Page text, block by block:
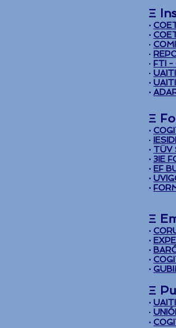
Ξ
·
·
·
·
​· FTI -
​·
·
·
Ξ
·
·
· TÜV
· 3IE
· EF
·
·
Ξ
·
·
·
·
·
Ξ
·
·
·